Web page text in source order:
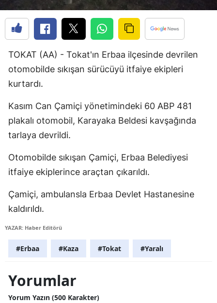
Çorum
Denizli
Diyarbakır
Edirne
Erzincan
Eskişehir
Gaziantep
Giresun
Hatay
TOKAT (AA) - Tokat'ın Erbaa ilçesinde devrilen
otomobilde sıkışan sürücüyü itfaiye ekipleri
kurtardı.
Kasım Can Çamiçi yönetimindeki 60 ABP 481
plakalı otomobil, Karayaka Beldesi kavşağında
tarlaya devrildi.
Otomobilde sıkışan Çamiçi, Erbaa Belediyesi
itfaiye ekiplerince araçtan çıkarıldı.
Çamiçi, ambulansla Erbaa Devlet Hastanesine
kaldırıldı.
YAZAR: Haber Editörü
#Erbaa #Kaza #Tokat #Yaralı
Yorumlar
Yorum Yazın (500 Karakter)